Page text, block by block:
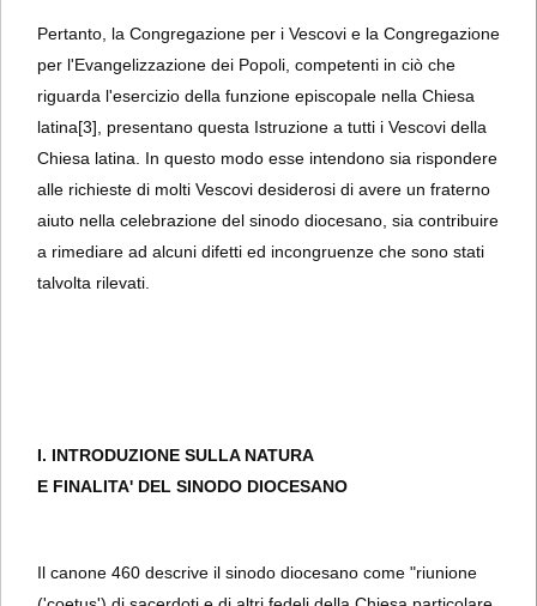
Pertanto, la Congregazione per i Vescovi e la Congregazione
per l'Evangelizzazione dei Popoli, competenti in ciò che
riguarda l'esercizio della funzione episcopale nella Chiesa
latina[3], presentano questa Istruzione a tutti i Vescovi della
Chiesa latina. In questo modo esse intendono sia rispondere
alle richieste di molti Vescovi desiderosi di avere un fraterno
aiuto nella celebrazione del sinodo diocesano, sia contribuire
a rimediare ad alcuni difetti ed incongruenze che sono stati
talvolta rilevati.
I. INTRODUZIONE SULLA NATURA
E FINALITA' DEL SINODO DIOCESANO
Il canone 460 descrive il sinodo diocesano come "riunione